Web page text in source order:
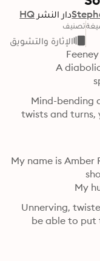
دار النشر HQ
تصنيف
الإثارة والتشويق
'A diabolically twisted thriller that will left me
twists and turns, you have no idea who you can trust'